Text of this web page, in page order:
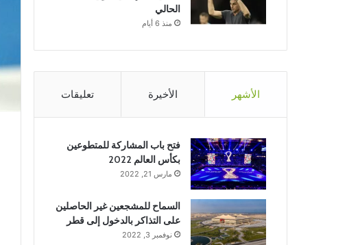
الحالي
منذ 6 أيام
الأشهر الأخيرة تعليقات
فتح باب المشاركة للمتطوعين
بكأس العالم 2022
مارس 21, 2022
السماح للمشجعين غير الحاصلين
على التذاكر بالدخول إلى قطر
نوفمبر 3, 2022